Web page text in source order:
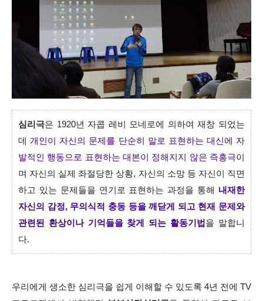
심리극은 1920년 자콥 레비 모네로에 의하여 재창 되었는
데 개인이 자신의 문제를 단순히 말로 표현하는 대신에 자
발적인 행동으로 표현하는 대본이 정해지지 않은 즉흥극이
며 자신의 실제 좌절당한 상황, 자신의 소망 등 자신이 직면
하고 있는 문제들을 연기로 표현하는 과정을 통해 내재한
자신의 감정, 무의식적 충동 등을 깨닫게 되고 현재 문제와
관련된 환상이나 기억들을 찾게 되는 활동기법 을 말합니
다.
우리에게 생소한 심리극을 쉽게 이해할 수 있도록 4년 전에 TV